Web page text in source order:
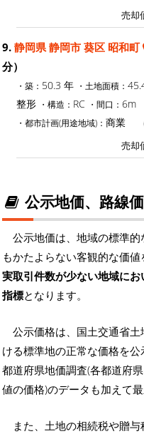
売却
9. 静岡県 静岡市 葵区 昭和町
分）
・築： 50.3 年 ・土地面積：
整形 ・構造： RC ・間口： 6m
・都市計画(用途地域)： 商業
売却
公示地価、路線
公示地価は、地域の標準
もかたよらない客観的な価値
実取引件数が少ない地域に
指標となります。
公示価格は、国土交通省
ける標準地の正常な価格を公
都道府県地価調査(各都道府
値の価格)のデータも加えて
また、土地の相続税や贈